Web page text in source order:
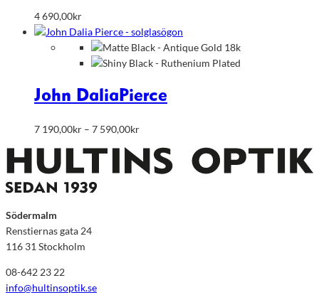
4 690,00kr
John Dalia Pierce
7 190,00kr – 7 590,00krPrisintervall:
190,00kr
till
Södermalm
Renstiernas gata 24
116 31 Stockholm
08-642 23 22
info@hultinsoptik.se